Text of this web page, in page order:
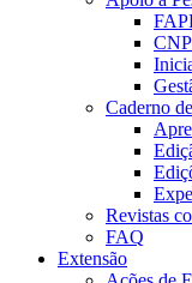
Caderno
Revistas
FAQ
Extensão